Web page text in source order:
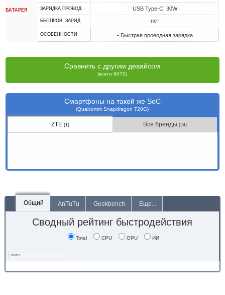
БАТАРЕЯ ЗАРЯДКА ПРОВОД USB Type-C, 30W
БЕСПРОВ. ЗАРЯД. нет
ОСОБЕННОСТИ • Быстрая проводная зарядка
Сравнить с другим девайсом
(всего 6070)
Смартфоны на такой же SoC
(Qualcomm Snapdragon 720G)
ZTE(1) Все бренды(24)
Общий AnTuTu Geekbench Еще...
Сводный рейтинг быстродействия
Total CPU GPU ИИ